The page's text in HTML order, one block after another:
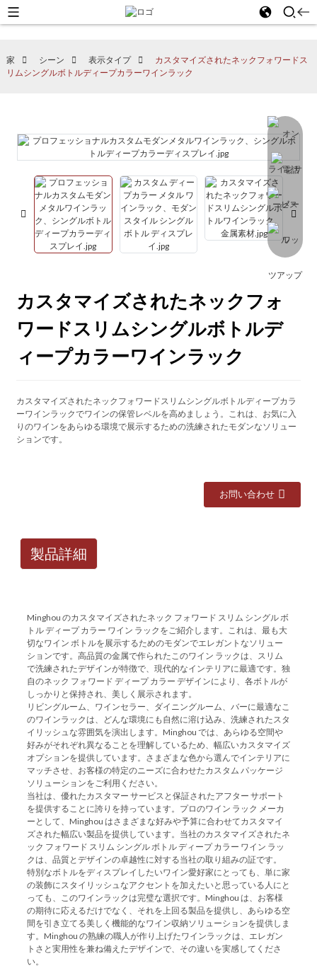
家 シーン 表示タイプ
カスタマイズされたネックフォワードス
リムシングルボトルディープカラーワインラック
カスタマイズされたネックフォ
ワードスリムシングルボトルデ
ィープカラーワインラック
カスタマイズされたネックフォワードスリムシングルボトルディープカラ
ーワインラックでワインの保管レベルを高めましょう。これは、お気に入
りのワインをあらゆる環境で展示するための洗練されたモダンなソリュー
ションです。
お問い合わせ
製品詳細
Minghou のカスタマイズされたネック フォワード スリム シングル ボ
トル ディープ カラー ワイン ラックをご紹介します。これは、最も大
切なワイン ボトルを展示するためのモダンでエレガントなソリュー
ションです。高品質の金属で作られたこのワイン ラックは、スリム
で洗練されたデザインが特徴で、現代的なインテリアに最適です。独
自のネック フォワード ディープ カラー デザインにより、各ボトルが
しっかりと保持され、美しく展示されます。
リビングルーム、ワインセラー、ダイニングルーム、バーに最適なこ
のワインラックは、どんな環境にも自然に溶け込み、洗練されたスタ
イリッシュな雰囲気を演出します。Minghou では、あらゆる空間や
好みがそれぞれ異なることを理解しているため、幅広いカスタマイズ
オプションを提供しています。さまざまな色から選んでインテリアに
マッチさせ、お客様の特定のニーズに合わせたカスタム パッケージ
ソリューションをご利用ください。
当社は、優れたカスタマー サービスと保証されたアフター サポート
を提供することに誇りを持っています。プロのワイン ラック メーカ
ーとして、Minghou はさまざまな好みや予算に合わせてカスタマイ
ズされた幅広い製品を提供しています。当社のカスタマイズされたネ
ック フォワード スリム シングル ボトル ディープ カラー ワイン ラッ
クは、品質とデザインの卓越性に対する当社の取り組みの証です。
特別なボトルをディスプレイしたいワイン愛好家にとっても、単に家
の装飾にスタイリッシュなアクセントを加えたいと思っている人にと
っても、このワインラックは完璧な選択です。Minghou は、お客様
の期待に応えるだけでなく、それを上回る製品を提供し、あらゆる空
間を引き立てる美しく機能的なワイン収納ソリューションを提供しま
す。Minghou の熟練の職人が作り上げたワインラックは、エレガン
トさと実用性を兼ね備えたデザインで、その違いを実感してくださ
い。